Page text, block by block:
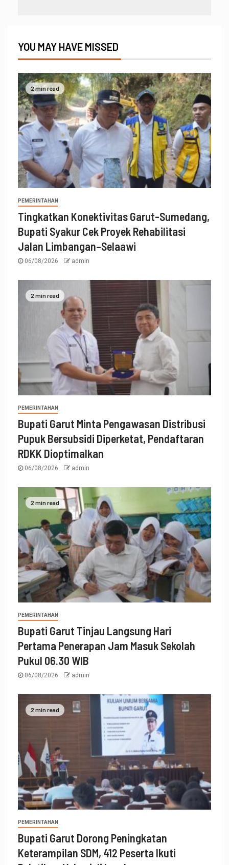
YOU MAY HAVE MISSED
2 min read
PEMERINTAHAN
Tingkatkan Konektivitas Garut-Sumedang,
Bupati Syakur Cek Proyek Rehabilitasi
Jalan Limbangan–Selaawi
06/08/2026 admin
2 min read
PEMERINTAHAN
Bupati Garut Minta Pengawasan Distribusi
Pupuk Bersubsidi Diperketat, Pendaftaran
RDKK Dioptimalkan
06/08/2026 admin
2 min read
PEMERINTAHAN
Bupati Garut Tinjau Langsung Hari
Pertama Penerapan Jam Masuk Sekolah
Pukul 06.30 WIB
06/08/2026 admin
2 min read
PEMERINTAHAN
Bupati Garut Dorong Peningkatan
Keterampilan SDM, 412 Peserta Ikuti